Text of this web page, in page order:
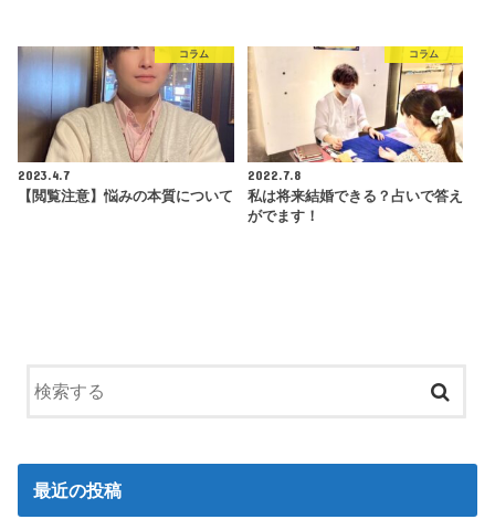
コラム
2023.4.7
【閲覧注意】悩みの本質について
コラム
2022.7.8
私は将来結婚できる？占いで答え
がでます！
最近の投稿